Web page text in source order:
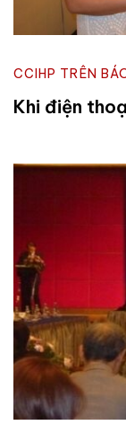
CCIHP TRÊN
Khi điện